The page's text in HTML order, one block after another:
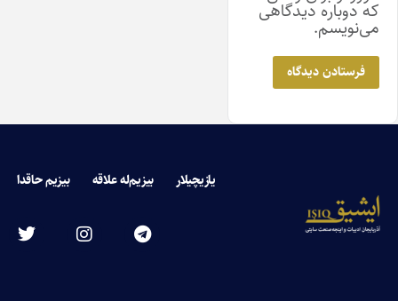
که دوباره دیدگاهی
می‌نویسم.
یازیچیلار بیزیم‌له علاقه بیزیم حاقدا